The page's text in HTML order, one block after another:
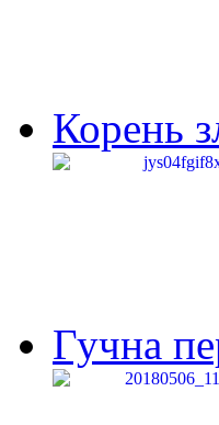
Корень
Гучна